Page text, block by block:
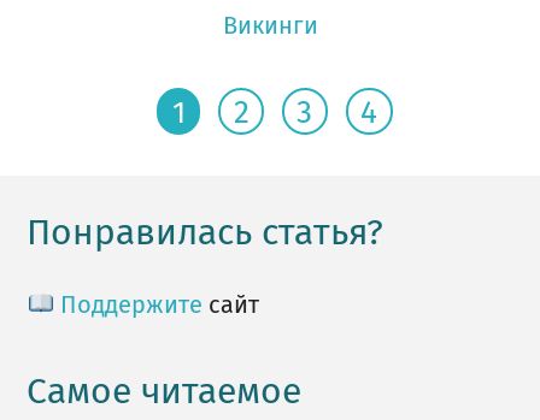
Викинги
1 2 3 4
Понравилась статья?
Поддержите сайт
Самое читаемое